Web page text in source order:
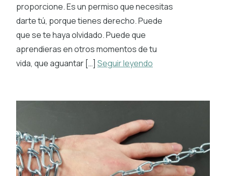
proporcione. Es un permiso que necesitas
darte tú, porque tienes derecho. Puede
que se te haya olvidado. Puede que
aprendieras en otros momentos de tu
vida, que aguantar […] Seguir leyendo